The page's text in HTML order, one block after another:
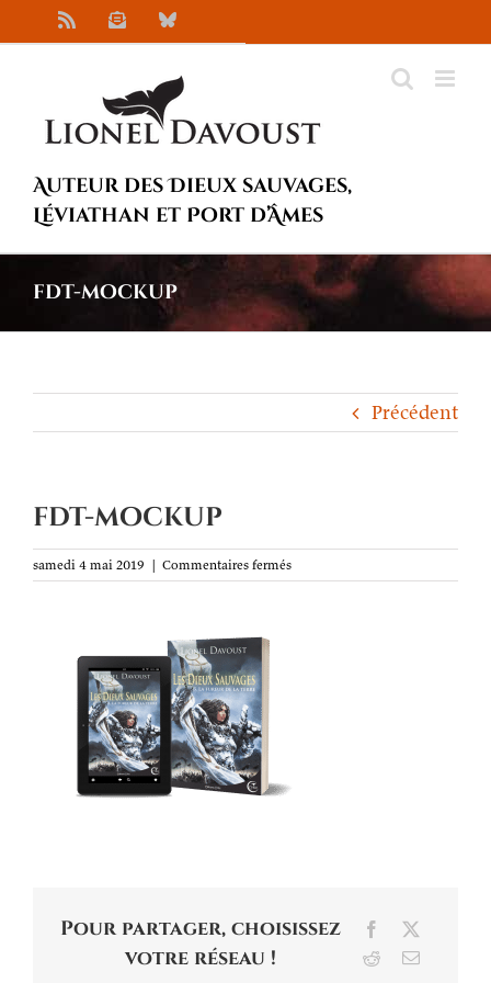
au
NewsletterBluesky
Auteur des Dieux sauvages,
Léviathan et Port d’Âmes
fdt-mockup
Précédent
fdt-mockup
samedi 4 mai 2019 | Commentaires ferméssur
fdt-
Pour partager, choisissez
votre réseau !
Facebook
RedditEmail